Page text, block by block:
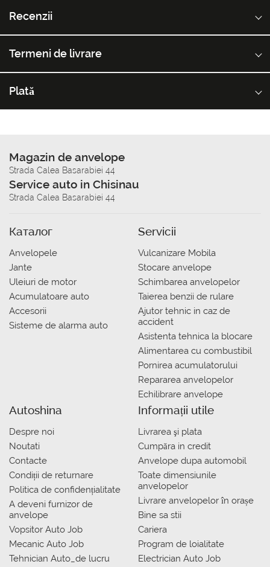
Recenzii
Termeni de livrare
Plată
Magazin de anvelope
Strada Calea Basarabiei 44
Service auto in Chisinau
Strada Calea Basarabiei 44
Каталог
Anvelopele
Jante
Uleiuri de motor
Acumulatoare auto
Accesorii
Sisteme de alarma auto
Servicii
Vulcanizare Mobila
Stocare anvelope
Schimbarea anvelopelor
Taierea benzii de rulare
Ajutor tehnic in caz de
accident
Asistenta tehnica la blocare
Alimentarea cu combustibil
Pornirea acumulatorului
Repararea anvelopelor
Echilibrare anvelope
Autoshina
Despre noi
Noutati
Contacte
Condiții de returnare
Politica de confidențialitate
A deveni furnizor de
anvelope
Vopsitor Auto Job
Mecanic Auto Job
Tehnician Auto_de lucru
Informații utile
Livrarea şi plata
Сumpăra in credit
Anvelope dupa automobil
Toate dimensiunile
anvelopelor
Livrare anvelopelor în orașe
Bine sa stii
Cariera
Program de loialitate
Electrician Auto Job